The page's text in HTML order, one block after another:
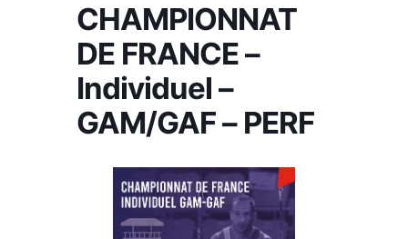
CHAMPIONNAT
DE FRANCE –
Individuel –
GAM/GAF – PERF